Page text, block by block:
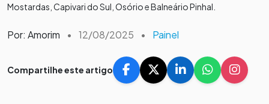
Mostardas, Capivari do Sul, Osório e Balneário Pinhal.
Por: Amorim • 12/08/2025 • Painel
Compartilhe este artigo